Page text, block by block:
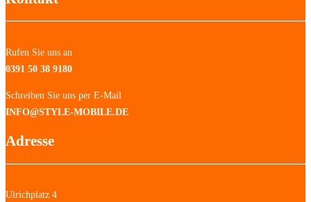
Rufen Sie uns an
0391 50 38 9180
Schreiben Sie uns per E-Mail
INFO@STYLE-MOBILE.DE
Adresse
Ulrichplatz 4